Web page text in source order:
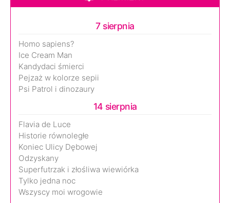
7 sierpnia
Homo sapiens?
Ice Cream Man
Kandydaci śmierci
Pejzaż w kolorze sepii
Psi Patrol i dinozaury
14 sierpnia
Flavia de Luce
Historie równoległe
Koniec Ulicy Dębowej
Odzyskany
Superfutrzak i złośliwa wiewiórka
Tylko jedna noc
Wszyscy moi wrogowie